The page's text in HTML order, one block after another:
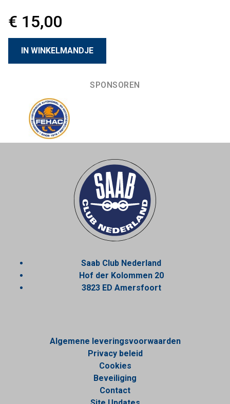
€ 15,00
SPONSOREN
Saab Club Nederland
Hof der Kolommen 20
3823 ED Amersfoort
Algemene leveringsvoorwaarden
Privacy beleid
Cookies
Beveiliging
Contact